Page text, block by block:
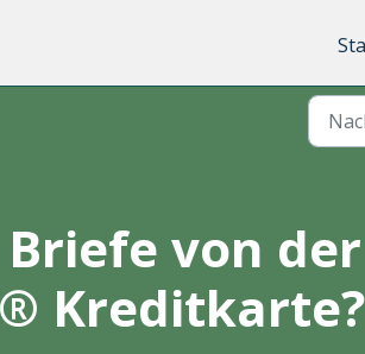
von
Kreditkarte?